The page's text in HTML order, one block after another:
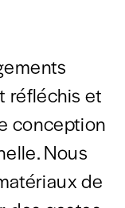
réfléchis et
conception
Nous
de